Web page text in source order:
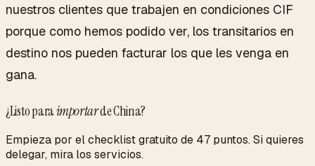
nuestros clientes que trabajen en condiciones CIF
porque como hemos podido ver, los transitarios en
destino nos pueden facturar los que les venga en
gana.
¿Listo paraimportarde China?
Empieza por el checklist gratuito de 47 puntos. Si quieres
delegar, mira los servicios.